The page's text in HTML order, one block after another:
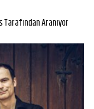
Aranıyor